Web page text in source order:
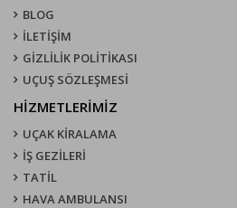
BLOG
İLETİŞİM
GİZLİLİK POLİTİKASI
UÇUŞ SÖZLEŞMESI
HİZMETLERİMİZ
UÇAK KIRALAMA
İŞ GEZİLERİ
TATİL
HAVA AMBULANSI